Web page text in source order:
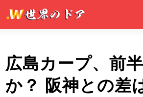
広島カープ、前
か？ 阪神との差